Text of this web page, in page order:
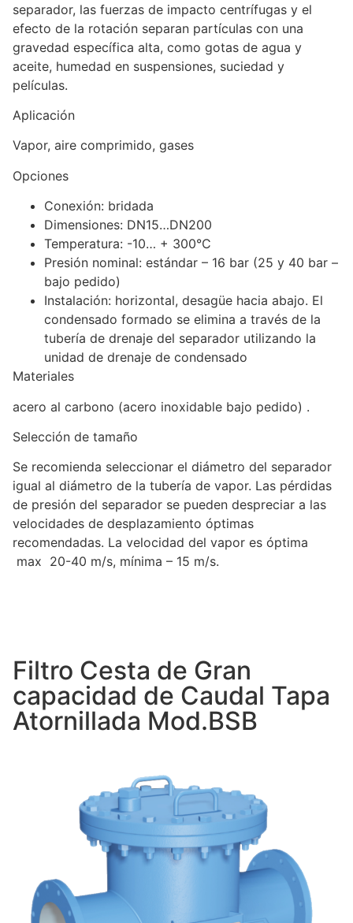
separador, las fuerzas de impacto centrífugas y el
efecto de la rotación separan partículas con una
gravedad específica alta, como gotas de agua y
aceite, humedad en suspensiones, suciedad y
películas.
Aplicación
Vapor, aire comprimido, gases
Opciones
Conexión: bridada
Dimensiones: DN15…DN200
Temperatura: -10… + 300°С
Presión nominal: estándar – 16 bar (25 y 40 bar –
bajo pedido)
Instalación: horizontal, desagüe hacia abajo. El
condensado formado se elimina a través de la
tubería de drenaje del separador utilizando la
unidad de drenaje de condensado
Materiales
acero al carbono (acero inoxidable bajo pedido) .
Selección de tamaño
Se recomienda seleccionar el diámetro del separador
igual al diámetro de la tubería de vapor. Las pérdidas
de presión del separador se pueden despreciar a las
velocidades de desplazamiento óptimas
recomendadas. La velocidad del vapor es óptima
max 20-40 m/s, mínima – 15 m/s.
Filtro Cesta de Gran
capacidad de Caudal Tapa
Atornillada Mod.BSB